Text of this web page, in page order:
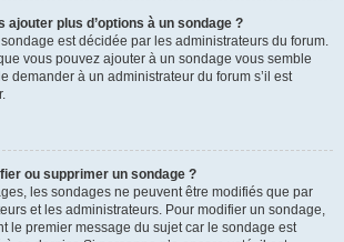
ajouter plus d’options à un sondage ?
sondage est décidée par les administrateurs du forum.
vous pouvez ajouter à un sondage vous semble
demander à un administrateur du forum s’il est
ou supprimer un sondage ?
les sondages ne peuvent être modifiés que par
et les administrateurs. Pour modifier un sondage,
le premier message du sujet car le sondage est